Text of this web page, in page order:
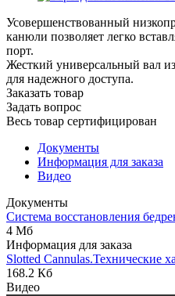
Усовершенствованный
канюли позволяет легко
порт.
Жесткий универсальный вал
для надежного доступа.
Заказать товар
Задать вопрос
Весь товар сертифицирован
Документы
Информация для заказа
Видео
Документы
Система восстановления
4 Мб
Информация для заказа
Slotted Cannulas.Технические
168.2 Кб
Видео